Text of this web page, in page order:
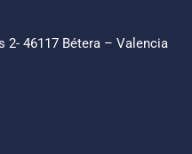
2- 46117 Bétera – Valencia